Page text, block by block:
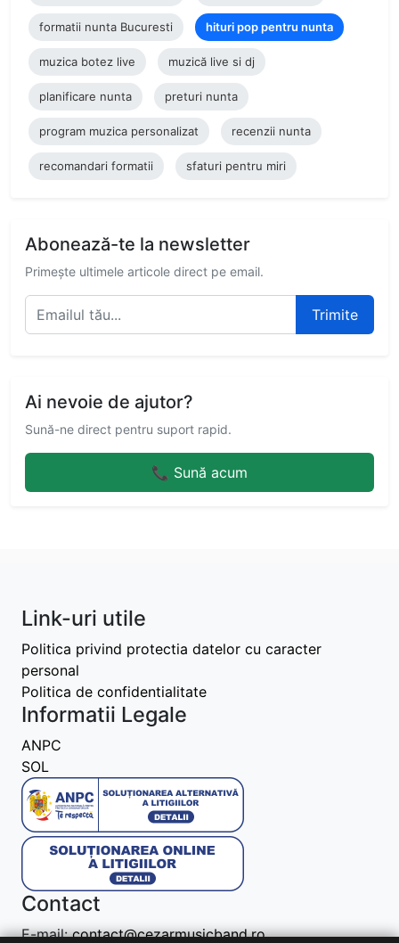
formatii nunta Bucuresti hituri pop pentru nunta
muzica botez live muzică live si dj
planificare nunta preturi nunta
program muzica personalizat recenzii nunta
recomandari formatii sfaturi pentru miri
Abonează-te la newsletter
Primește ultimele articole direct pe email.
Trimite
Ai nevoie de ajutor?
Sună-ne direct pentru suport rapid.
📞 Sună acum
Link-uri utile
Politica privind protectia datelor cu caracter
personal
Politica de confidentialitate
Informatii Legale
ANPC
SOL
Contact
E-mail:contact@cezarmusicband.ro